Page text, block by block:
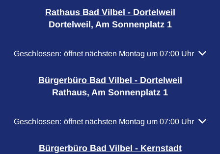
Rathaus Bad Vilbel - Dortelweil
Dortelweil, Am Sonnenplatz 1
Klicken, um weitere Öffnungs- oder Schließzeiten
Geschlossen: öffnet nächsten Montag um 07:00 Uhr
Bürgerbüro Bad Vilbel - Dortelweil
Rathaus, Am Sonnenplatz 1
Klicken, um weitere Öffnungs- oder Schließzeiten
Geschlossen: öffnet nächsten Montag um 07:00 Uhr
Bürgerbüro Bad Vilbel - Kernstadt